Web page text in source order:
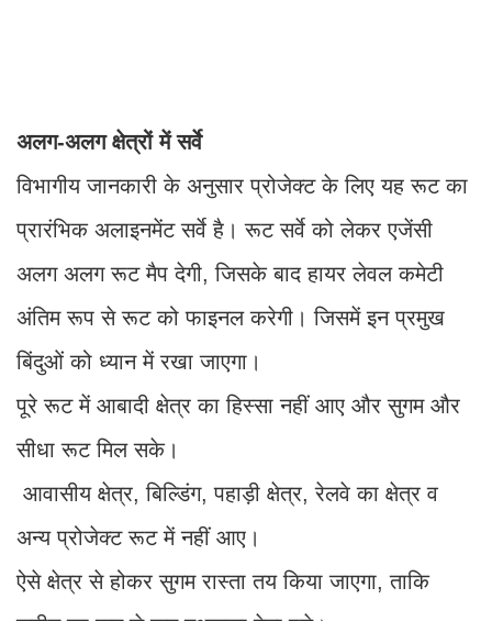
अलग-अलग क्षेत्रों में सर्वे
विभागीय जानकारी के अनुसार प्रोजेक्ट के लिए यह रूट का
प्रारंभिक अलाइनमेंट सर्वे है। रूट सर्वे को लेकर एजेंसी
अलग अलग रूट मैप देगी, जिसके बाद हायर लेवल कमेटी
अंतिम रूप से रूट को फाइनल करेगी। जिसमें इन प्रमुख
बिंदुओं को ध्यान में रखा जाएगा।
पूरे रूट में आबादी क्षेत्र का हिस्सा नहीं आए और सुगम और
सीधा रूट मिल सके।
आवासीय क्षेत्र, बिल्डिंग, पहाड़ी क्षेत्र, रेलवे का क्षेत्र व
अन्य प्रोजेक्ट रूट में नहीं आए।
ऐसे क्षेत्र से होकर सुगम रास्ता तय किया जाएगा, ताकि